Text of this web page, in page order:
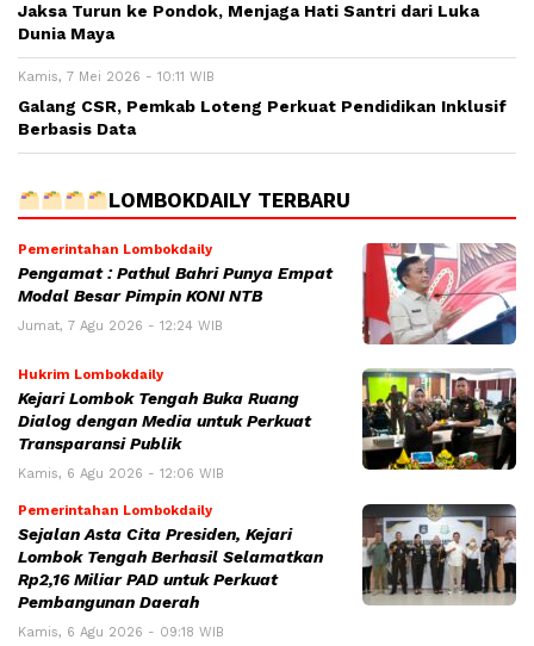
Jaksa Turun ke Pondok, Menjaga Hati Santri dari Luka
Dunia Maya
Kamis, 7 Mei 2026 - 10:11 WIB
Galang CSR, Pemkab Loteng Perkuat Pendidikan Inklusif
Berbasis Data
LOMBOKDAILY TERBARU
Pemerintahan Lombokdaily
Pengamat : Pathul Bahri Punya Empat
Modal Besar Pimpin KONI NTB
Jumat, 7 Agu 2026 - 12:24 WIB
Hukrim Lombokdaily
Kejari Lombok Tengah Buka Ruang
Dialog dengan Media untuk Perkuat
Transparansi Publik
Kamis, 6 Agu 2026 - 12:06 WIB
Pemerintahan Lombokdaily
Sejalan Asta Cita Presiden, Kejari
Lombok Tengah Berhasil Selamatkan
Rp2,16 Miliar PAD untuk Perkuat
Pembangunan Daerah
Kamis, 6 Agu 2026 - 09:18 WIB